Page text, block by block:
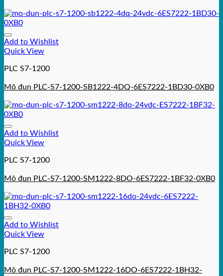
Add to Wishlist
Quick View
PLC S7-1200
Mô đun PLC-S7-1200-SB1222-4DQ-6ES7222-1BD30-0XB0
Add to Wishlist
Quick View
PLC S7-1200
Mô đun PLC-S7-1200-SM1222-8DO-6ES7222-1BF32-0XB0
Add to Wishlist
Quick View
PLC S7-1200
Mô đun PLC-S7-1200-SM1222-16DO-6ES7222-1BH32-